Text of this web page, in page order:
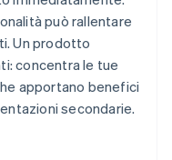
può rallentare
Un prodotto
concentra le tue
apportano benefici
secondarie.